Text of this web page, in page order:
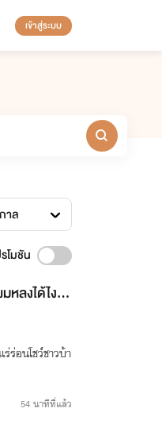
เข้าสู่ระบบ
าล
โมชัน
ลงได้ไงวะ)
54 นาทีที่แล้ว